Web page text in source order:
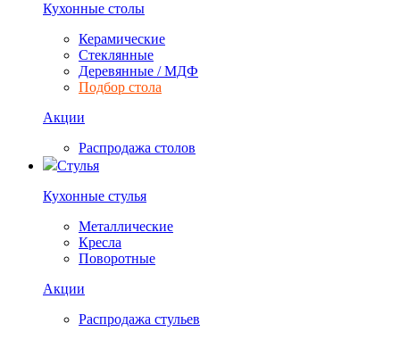
Кухонные столы
Керамические
Стеклянные
Деревянные / МДФ
Подбор стола
Акции
Распродажа столов
Стулья
Кухонные стулья
Металлические
Кресла
Поворотные
Акции
Распродажа стульев